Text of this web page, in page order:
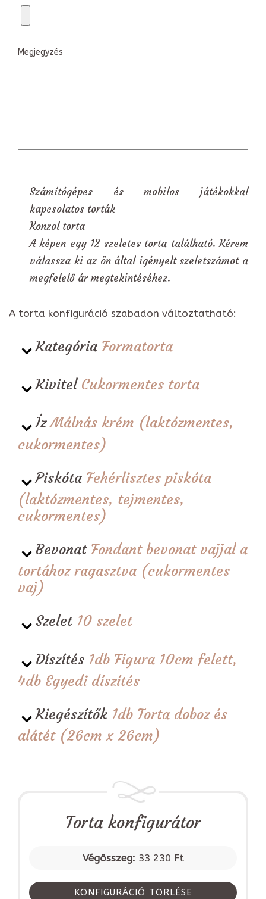
Megjegyzés
Számítógépes és mobilos játékokkal
kapcsolatos torták
Konzol torta
A képen egy 12 szeletes torta található. Kérem
válassza ki az ön által igényelt szeletszámot a
megfelelő ár megtekintéséhez.
A torta konfiguráció szabadon változtatható:
Kategória Formatorta
Kivitel Cukormentes torta
ÍzMálnás krém (laktózmentes,
cukormentes)
Piskóta Fehérlisztes piskóta
(laktózmentes, tejmentes,
cukormentes)
Bevonat Fondant bevonat vajjal a
tortához ragasztva (cukormentes
vaj)
Szelet 10 szelet
Díszítés 1db Figura 10cm felett,
4db Egyedi díszítés
Kiegészítők 1db Torta doboz és
alátét (26cm x 26cm)
Torta konfigurátor
Végösszeg: 33 230 Ft
KONFIGURÁCIÓ TÖRLÉSE